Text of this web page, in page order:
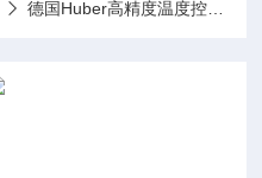
德国Huber高精度温度控制器